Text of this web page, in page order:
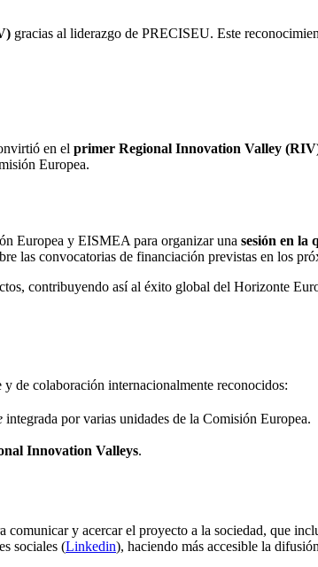
gracias al liderazgo de PRECISEU. Este
en el primer Regional Innovation Valley
Europea.
Europea y EISMEA para organizar una sesión en la
las convocatorias de financiación previstas en los
contribuyendo así al éxito global del Horizonte
de colaboración internacionalmente reconocidos:
integrada por varias unidades de la Comisión Europea.
Innovation Valleys.
comunicar y acercar el proyecto a la sociedad, que
sociales (Linkedin), haciendo más accesible la